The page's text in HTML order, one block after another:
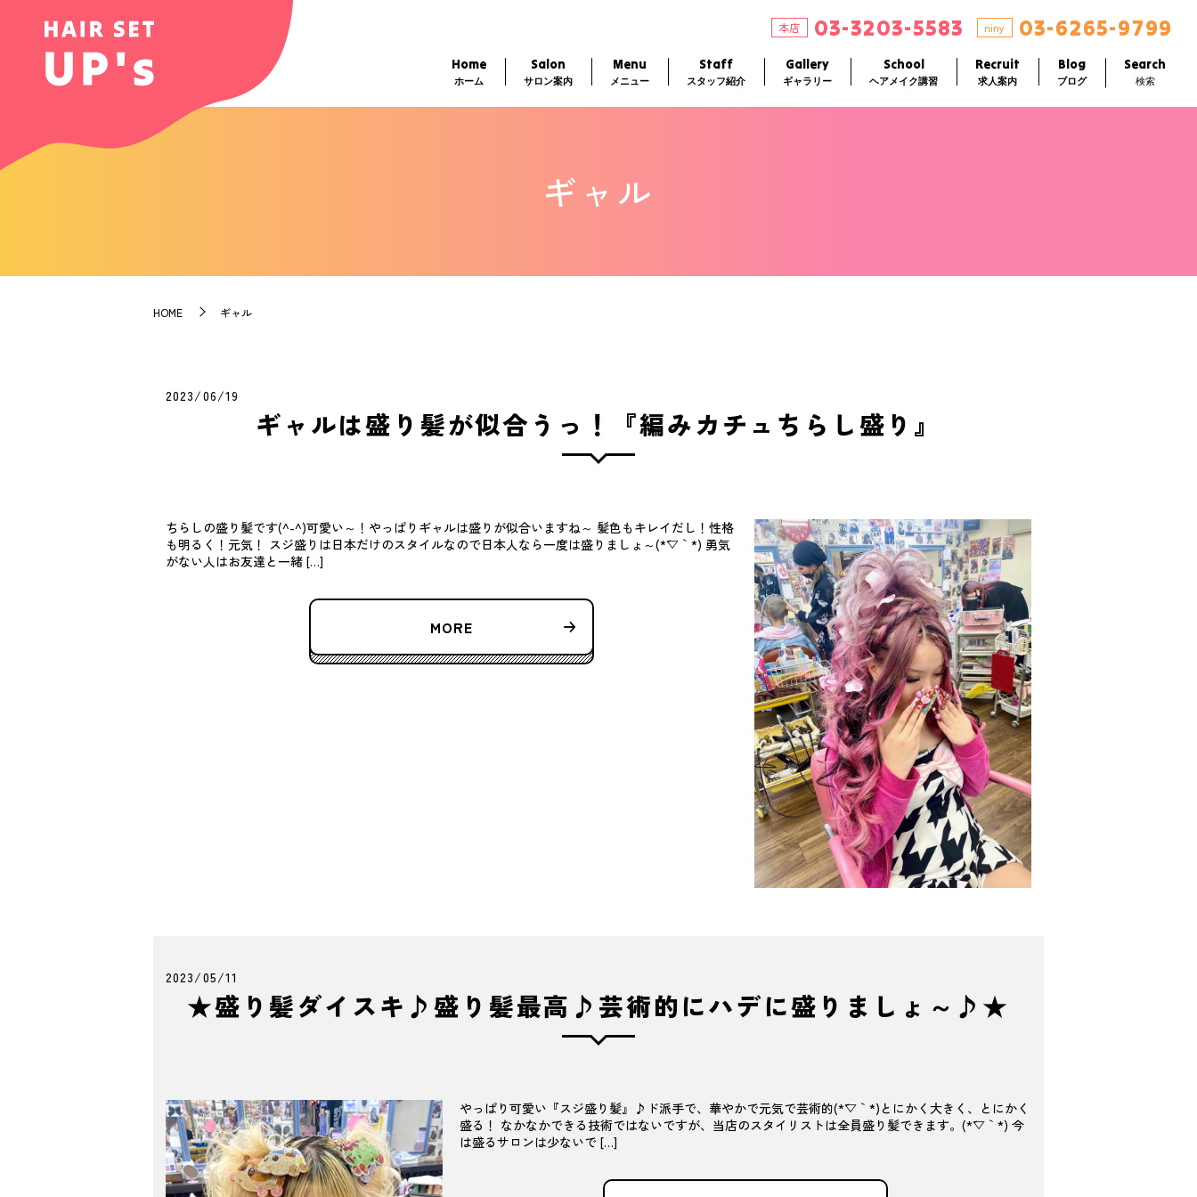
本店 03-3203-5583 niny 03-6265-9799
Home
ホーム
Salon
サロン案内
Menu
メニュー
Staff
スタッフ紹介
Gallery
ギャラリー
School
ヘアメイク講習
Recruit
求人案内
Blog
ブログ
Search
検索
ギャル
HOME ギャル
2023/06/19
ギャルは盛り髪が似合うっ！『編みカチュちらし盛り』
ちらしの盛り髪です(^-^)可愛い～！やっぱりギャルは盛りが似合いますね～ 髪色もキレイだし！性格
も明るく！元気！ スジ盛りは日本だけのスタイルなので日本人なら一度は盛りましょ～(*´▽｀*) 勇気
がない人はお友達と一緒 […]
MORE
2023/05/11
★盛り髪ダイスキ♪盛り髪最高♪芸術的にハデに盛りましょ～♪★
やっぱり可愛い『スジ盛り髪』♪ド派手で、華やかで元気で芸術的(*´▽｀*)とにかく大きく、とにかく
盛る！ なかなかできる技術ではないですが、当店のスタイリストは全員盛り髪できます。(*´▽｀*) 今
は盛るサロンは少ないで […]